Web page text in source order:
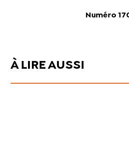
Numéro
À LIRE AUSSI